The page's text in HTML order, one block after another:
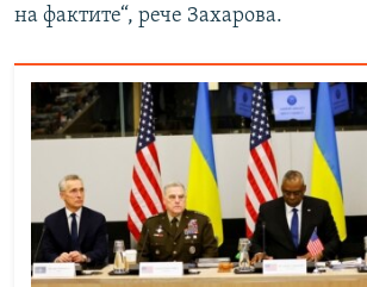
на фактите“, рече Захарова.